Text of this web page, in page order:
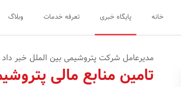
خانه پایگاه خبری تعرفه خدمات وبلاگ
مدیرعامل شرکت پتروشیمی بین الملل خبر داد
تامین منابع مالی